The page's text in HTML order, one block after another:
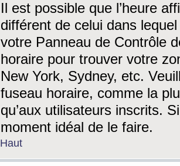
Il est possible que l’heure
différent de celui dans
votre Panneau de Contrôle
horaire pour trouver votre
New York, Sydney, etc.
fuseau horaire, comme la
qu’aux utilisateurs inscrits.
moment idéal de le faire.
Haut